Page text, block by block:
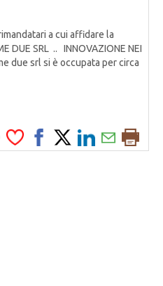
a cui affidare la
DUE SRL .. INNOVAZIONE NEI
due srl si è occupata per circa